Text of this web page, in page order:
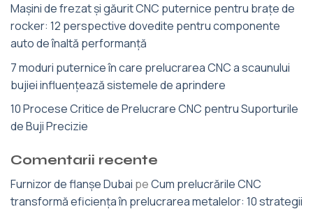
Mașini de frezat și găurit CNC puternice pentru brațe de
rocker: 12 perspective dovedite pentru componente
auto de înaltă performanță
7 moduri puternice în care prelucrarea CNC a scaunului
bujiei influențează sistemele de aprindere
10 Procese Critice de Prelucrare CNC pentru Suporturile
de Buji Precizie
Comentarii recente
Furnizor de flanșe Dubai peCum prelucrările CNC
transformă eficiența în prelucrarea metalelor: 10 strategii